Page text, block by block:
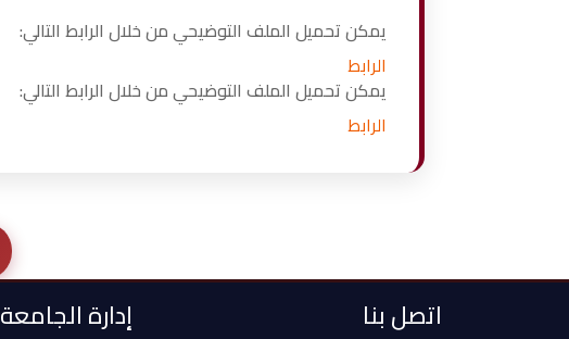
يمكن تحميل الملف التوضيحي من خلال الرابط التالي:
الرابط
يمكن تحميل الملف التوضيحي من خلال الرابط التالي:
الرابط
اتصل بنا إدارة الجامعة